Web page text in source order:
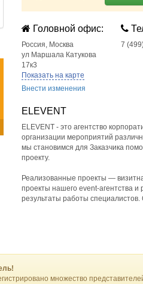
Головной офис:
Россия, Москва
ул Маршала Катукова
17к3
Показать на карте
Внести изменения
7
ELEVENT
ELEVENT - это агентство
организации мероприятий
мы становимся для Заказчика
проекту.
Реализованные проекты —
проекты нашего event-агентства
результаты работы
множество